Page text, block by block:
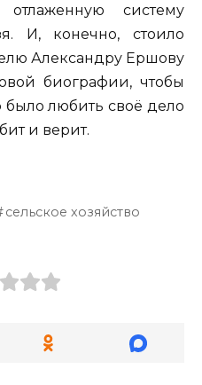
систему
И, конечно, стоило
Александру Ершову
биографии, чтобы
любить своё дело
и верит.
сельское хозяйство